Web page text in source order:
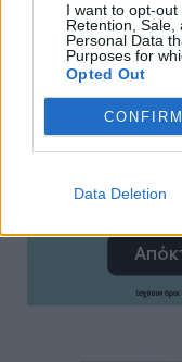
I want to opt-out
Retention, Sale,
Personal Data
Purposes for
Opted Out
CONFIRM
Data Deletion